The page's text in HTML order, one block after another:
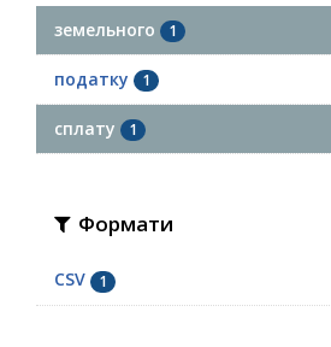
земельного 1
податку 1
сплату 1
Формати
CSV 1